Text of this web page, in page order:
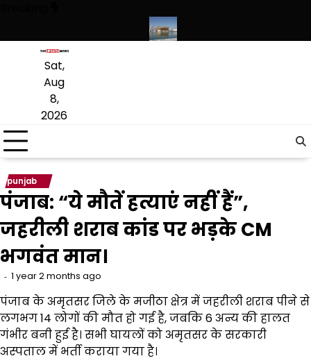
content
Sat,
Aug
8,
2026
punjab
पंजाब: “ये मौतें हत्याएं नहीं हैं”,
जहरीली शराब कांड पर भड़के CM
भगवंत मान।
1 year 2 months ago
पंजाब के अमृतसर जिले के मजीठा क्षेत्र में जहरीली शराब पीने से
लगभग 14 लोगों की मौत हो गई है, जबकि 6 अन्य की हालत
गंभीर बनी हुई है। सभी घायलों को अमृतसर के सरकारी
अस्पताल में भर्ती कराया गया है।